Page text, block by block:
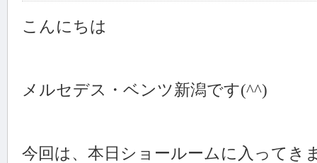
こんにちは
メルセデス・ベンツ新潟です(^^)
今回は、本日ショールームに入ってき